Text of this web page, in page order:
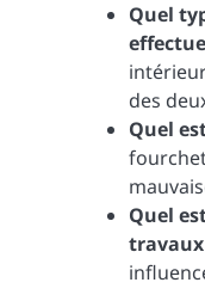
Quel
des
Quel
Quel
travaux